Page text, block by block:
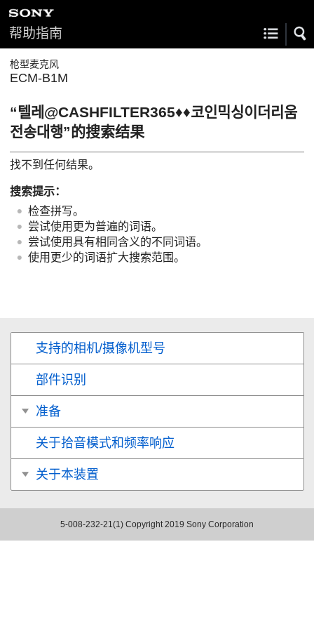
帮助指南
枪型麦克风
ECM-B1M
“텔레@CASHFILTER365♦♦코인믹싱이더리움
전송대행”的搜索结果
找不到任何结果。
搜索提示：
检查拼写。
尝试使用更为普遍的词语。
尝试使用具有相同含义的不同词语。
使用更少的词语扩大搜索范围。
支持的相机/摄像机型号
部件识别
准备
关于拾音模式和频率响应
关于本装置
5-008-232-21(1) Copyright 2019 Sony Corporation